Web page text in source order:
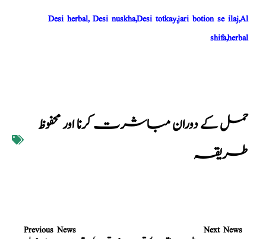
Desi herbal, Desi nuskha,Desi totkay,jari botion se ilaj,Al
shifa,herbal
حمل کے دوران مباشرت کرنا اور محفوظ
طریقہ
Previous News Next News